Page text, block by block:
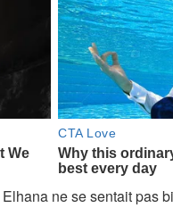
ne se sentait pas